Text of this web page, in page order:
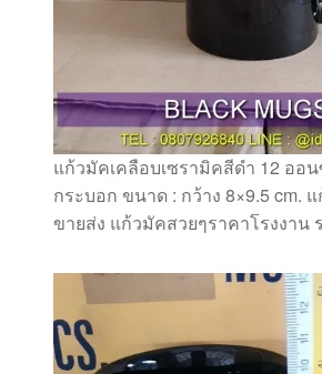
แก้วมัคเคลือบเซรามิคสีดำ 12 ออ
กระบอก ขนาด : กว้าง 8×9.5 cm.
ขายส่ง แก้วมัคสวยๆราคาโรงงาน